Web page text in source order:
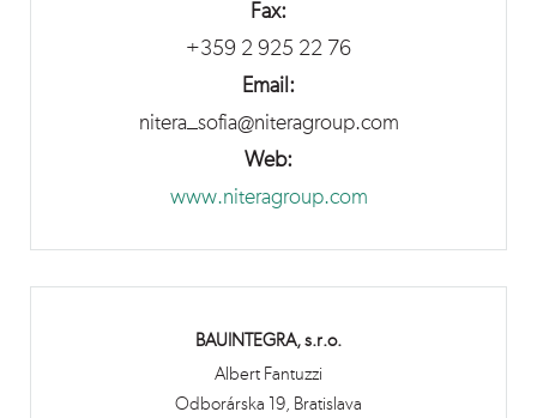
Fax:
+359 2 925 22 76
Email:
nitera_sofia@niteragroup.com
Web:
www.niteragroup.com
BAUINTEGRA, s.r.o.
Albert Fantuzzi
Odborárska 19, Bratislava